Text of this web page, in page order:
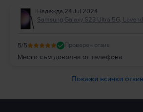
Надежда,24 Jul 2024
Samsung Galaxy S23 Ultra 5G,
5/5 Проверен отзив
Много съм доволна от телефона
Покажи всички